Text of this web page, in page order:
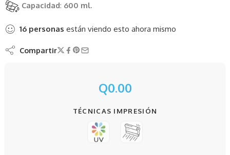
Capacidad: 600 ml.
16 personas están viendo esto ahora mismo
Compartir
Q0.00
TÉCNICAS IMPRESIÓN